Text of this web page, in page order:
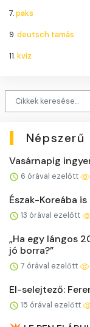
7.paks
9.deutsch tamás
11.kvíz
Népszerű
Vasárnapig
6 órával ezelőtt
Észak-Koreába
13 órával ezelőtt
„Ha egy lángos
jó borra?”
7 órával ezelőtt
El-selejtező:
15 órával ezelőtt